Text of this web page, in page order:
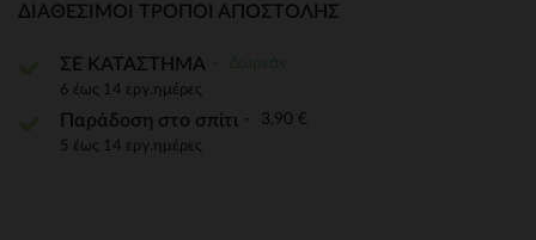
ΔΙΑΘΈΣΙΜΟΙ ΤΡΌΠΟΙ ΑΠΟΣΤΟΛΉΣ
ΣΕ ΚΑΤΑΣΤΗΜΑ
6 έως 14 εργ.ημέρες
Παράδοση στο σπίτι 3,90 €
5 έως 14 εργ.ημέρες